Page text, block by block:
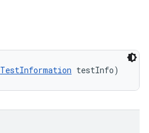
TestInformation testInfo)